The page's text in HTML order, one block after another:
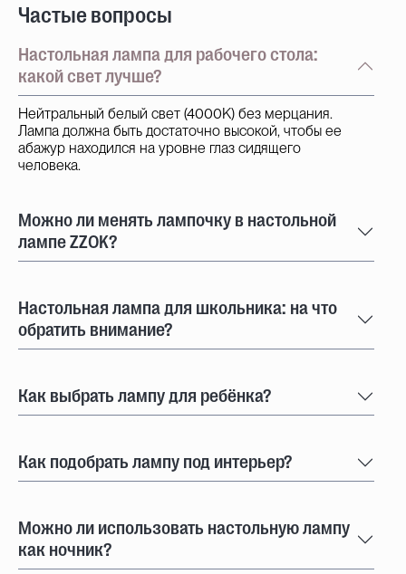
Частые вопросы
Настольная лампа для рабочего стола:
какой свет лучше?
Нейтральный белый свет (4000K) без мерцания.
Лампа должна быть достаточно высокой, чтобы ее
абажур находился на уровне глаз сидящего
человека.
Можно ли менять лампочку в настольной
лампе ZZOK?
Настольная лампа для школьника: на что
обратить внимание?
Как выбрать лампу для ребёнка?
Как подобрать лампу под интерьер?
Можно ли использовать настольную лампу
как ночник?